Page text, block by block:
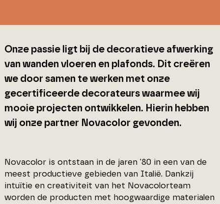
Onze passie ligt bij de decoratieve afwerking
van wanden vloeren en plafonds. Dit creëren
we door samen te werken met onze
gecertificeerde decorateurs waarmee wij
mooie projecten ontwikkelen. Hierin hebben
wij onze partner Novacolor gevonden.
Novacolor is ontstaan in de jaren '80 in een van de
meest productieve gebieden van Italië. Dankzij
intuïtie en creativiteit van het Novacolorteam
worden de producten met hoogwaardige materialen